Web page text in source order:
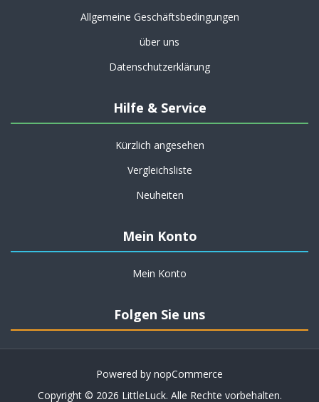
Allgemeine Geschäftsbedingungen
über uns
Datenschutzerklärung
Hilfe & Service
Kürzlich angesehen
Vergleichsliste
Neuheiten
Mein Konto
Mein Konto
Folgen Sie uns
Powered by nopCommerce
Copyright © 2026 LittleLuck. Alle Rechte vorbehalten.